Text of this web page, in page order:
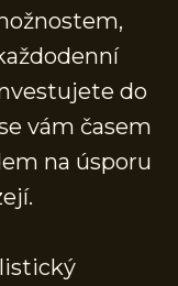
do
vám časem
na úsporu